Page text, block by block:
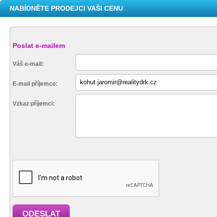
NABÍDNĚTE PRODEJCI VAŠI CENU
Poslat e-mailem
Váš e-mail:
E-mail příjemce:
Vzkaz příjemci:
ODESLAT